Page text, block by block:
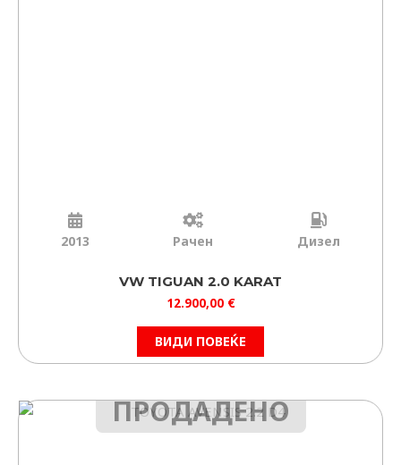
2013 Рачен Дизел
VW TIGUAN 2.0 KARAT
12.900,00 €
ВИДИ ПОВЕЌЕ
ПРОДАДЕНО